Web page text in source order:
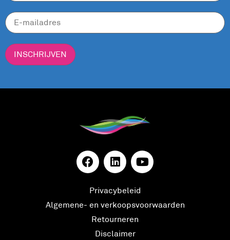
INSCHRIJVEN
Privacybeleid
Algemene- en verkoopsvoorwaarden
Retourneren
Disclaimer